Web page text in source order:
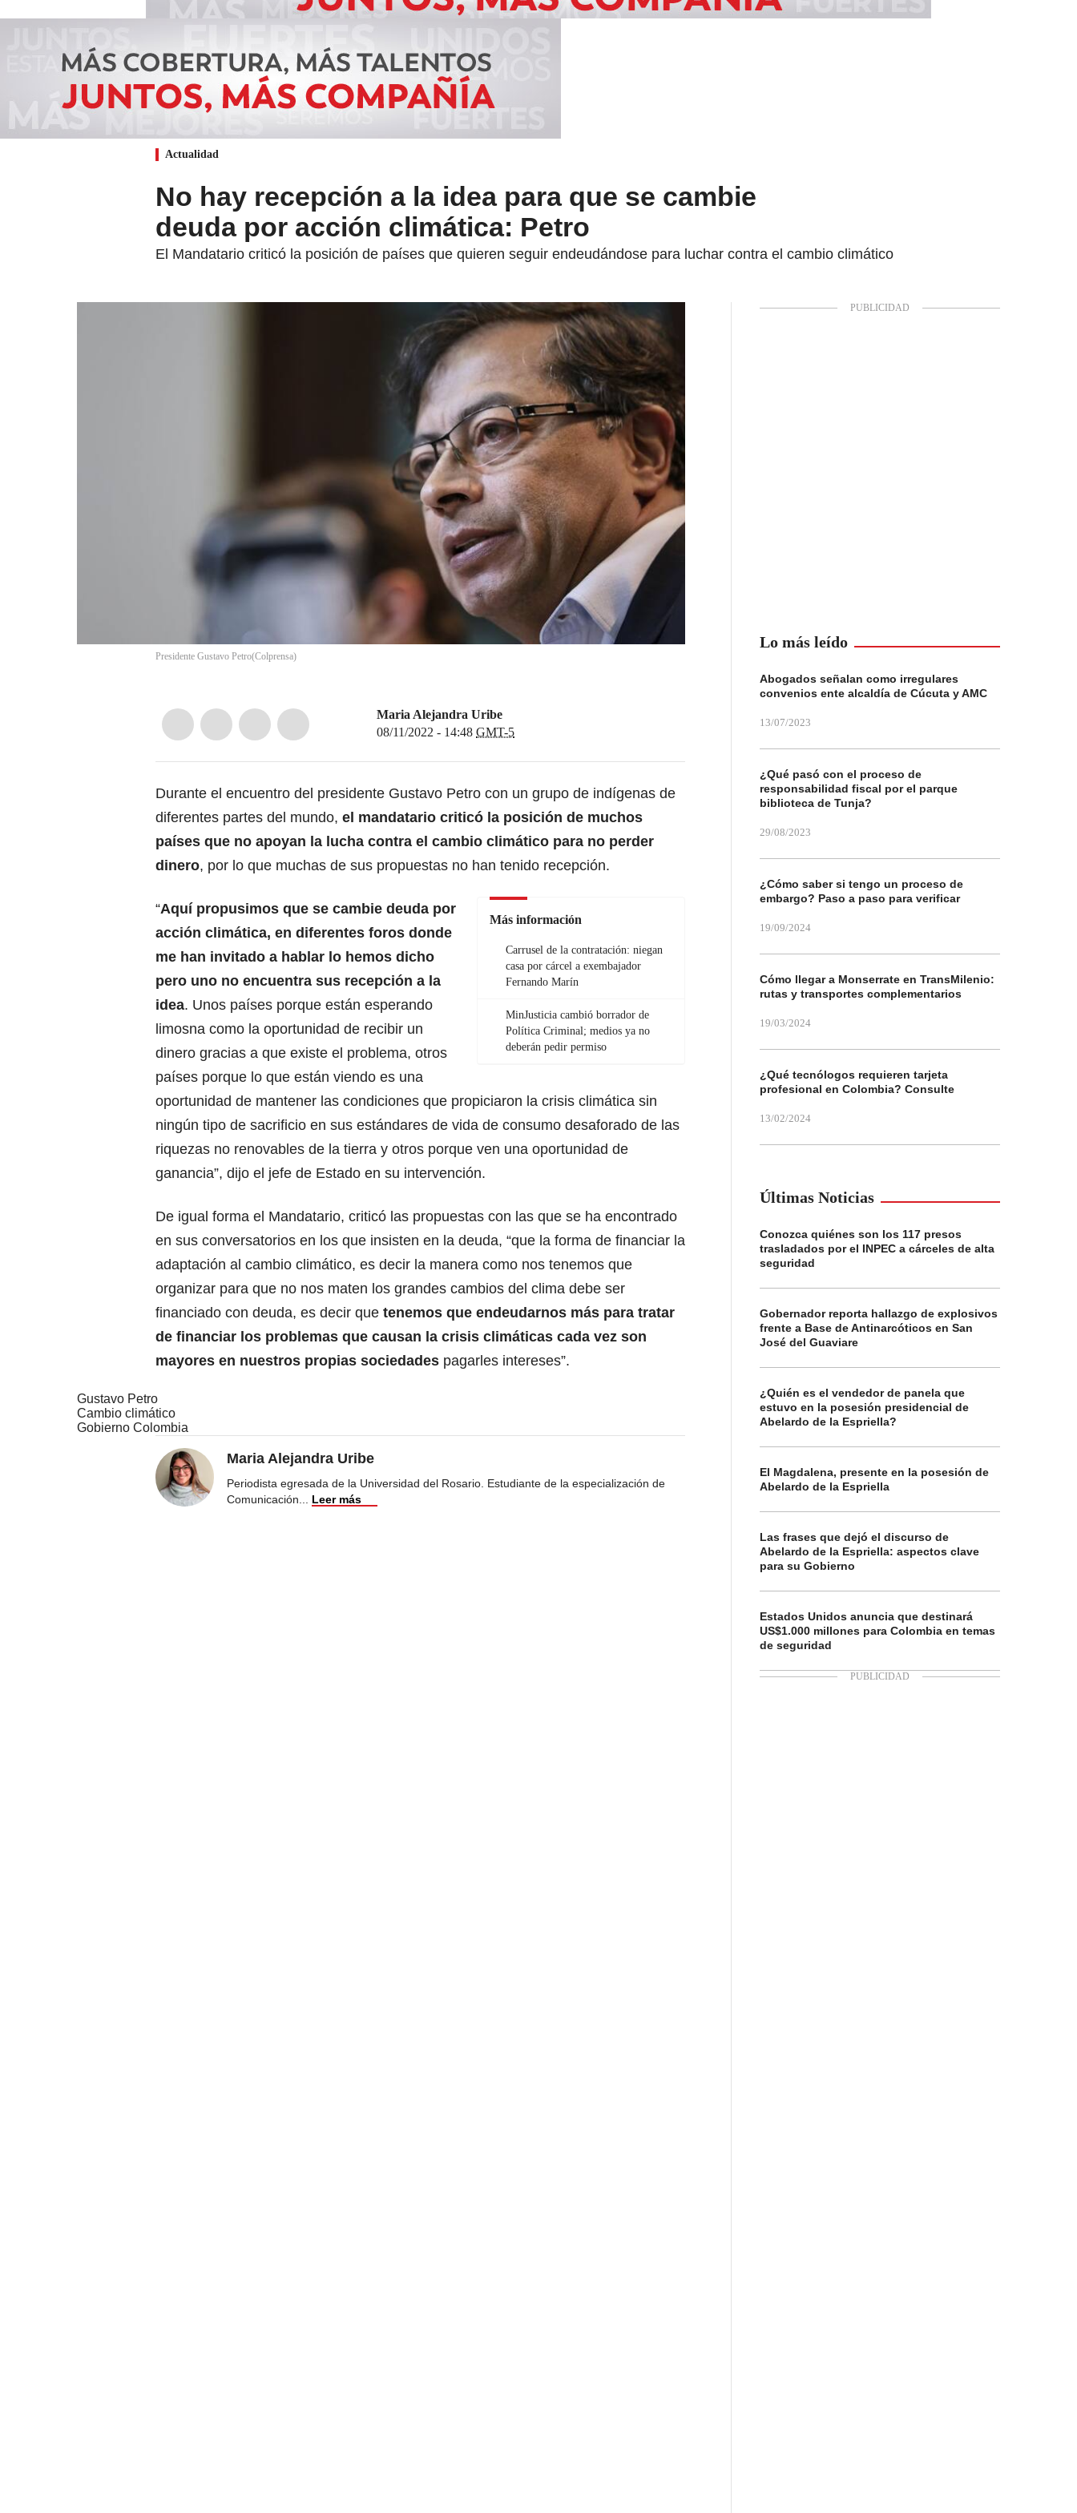
Actualidad
No hay recepción a la idea para que se cambie
deuda por acción climática: Petro
El Mandatario criticó la posición de países que quieren seguir endeudándose para luchar contra el cambio climático
Presidente Gustavo Petro(Colprensa)
Maria Alejandra Uribe
08/11/2022 - 14:48 GMT-5
Durante el encuentro del presidente Gustavo Petro con un grupo de indígenas de
diferentes partes del mundo, el mandatario criticó la posición de muchos
países que no apoyan la lucha contra el cambio climático para no perder
dinero, por lo que muchas de sus propuestas no han tenido recepción.
Más información
Carrusel de la contratación: niegan
casa por cárcel a exembajador
Fernando Marín
MinJusticia cambió borrador de
Política Criminal; medios ya no
deberán pedir permiso
“Aquí propusimos que se cambie deuda por
acción climática, en diferentes foros donde
me han invitado a hablar lo hemos dicho
pero uno no encuentra sus recepción a la
idea. Unos países porque están esperando
limosna como la oportunidad de recibir un
dinero gracias a que existe el problema, otros
países porque lo que están viendo es una
oportunidad de mantener las condiciones que propiciaron la crisis climática sin
ningún tipo de sacrificio en sus estándares de vida de consumo desaforado de las
riquezas no renovables de la tierra y otros porque ven una oportunidad de
ganancia”, dijo el jefe de Estado en su intervención.
De igual forma el Mandatario, criticó las propuestas con las que se ha encontrado
en sus conversatorios en los que insisten en la deuda, “que la forma de financiar la
adaptación al cambio climático, es decir la manera como nos tenemos que
organizar para que no nos maten los grandes cambios del clima debe ser
financiado con deuda, es decir que tenemos que endeudarnos más para tratar
de financiar los problemas que causan la crisis climáticas cada vez son
mayores en nuestros propias sociedades pagarles intereses”.
Gustavo Petro
Cambio climático
Gobierno Colombia
Maria Alejandra Uribe
Periodista egresada de la Universidad del Rosario. Estudiante de la especialización de
Comunicación
Leer más
Lo más leído
Abogados señalan como irregulares
convenios ente alcaldía de Cúcuta y AMC
13/07/2023
¿Qué pasó con el proceso de
responsabilidad fiscal por el parque
biblioteca de Tunja?
29/08/2023
¿Cómo saber si tengo un proceso de
embargo? Paso a paso para verificar
19/09/2024
Cómo llegar a Monserrate en TransMilenio:
rutas y transportes complementarios
19/03/2024
¿Qué tecnólogos requieren tarjeta
profesional en Colombia? Consulte
13/02/2024
Últimas Noticias
Conozca quiénes son los 117 presos
trasladados por el INPEC a cárceles de alta
seguridad
Gobernador reporta hallazgo de explosivos
frente a Base de Antinarcóticos en San
José del Guaviare
¿Quién es el vendedor de panela que
estuvo en la posesión presidencial de
Abelardo de la Espriella?
El Magdalena, presente en la posesión de
Abelardo de la Espriella
Las frases que dejó el discurso de
Abelardo de la Espriella: aspectos clave
para su Gobierno
Estados Unidos anuncia que destinará
US$1.000 millones para Colombia en temas
de seguridad